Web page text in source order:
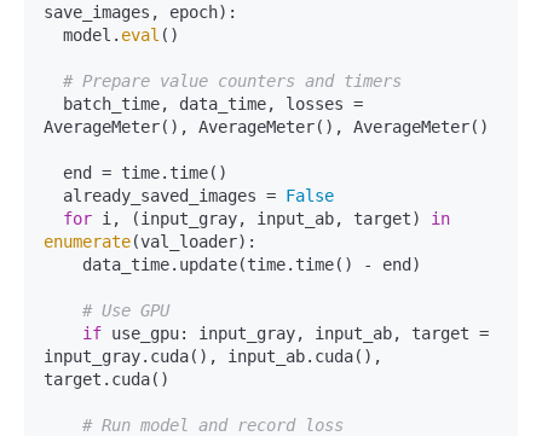
save_images, epoch):
  model.
eval ()
# Prepare value counters and timers
AverageMeter(), AverageMeter(), AverageMeter()
  already_saved_images =
False
for i, (input_gray, input_ab, target) in
enumerate(val_loader):
# Use GPU
if use_gpu: input_gray, input_ab, target =
input_gray.cuda(), input_ab.cuda(),
target.cuda()
# Run model and record loss